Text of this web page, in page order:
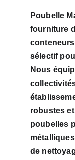
Poubelle
fourniture
sélectif
Nous
robustes
poubelles
de